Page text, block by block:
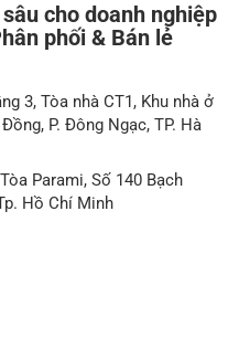
cho doanh nghiệp
phối & Bán lẻ
3, Tòa nhà CT1, Khu nhà ở
P. Đông Ngạc, TP. Hà
Parami, Số 140 Bạch
Hồ Chí Minh